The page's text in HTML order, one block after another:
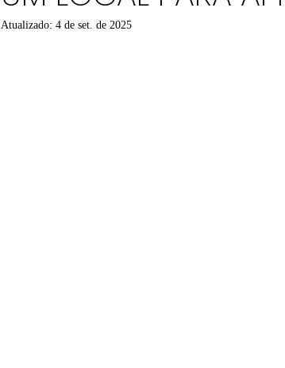
Atualizado: 4 de set. de 2025